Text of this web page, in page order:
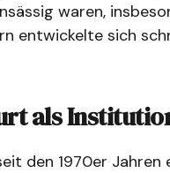
waren,
entwickelte sich
als
den 1970er